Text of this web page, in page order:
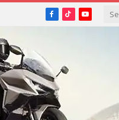
Facebook
TikTokYouTube